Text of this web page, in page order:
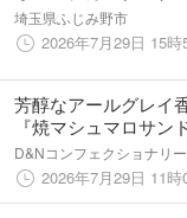
埼玉県ふじみ野市
2026年7月29日 15時
芳醇なアールグレイ
『焼マシュマロサン
ルグレイ&オレンジ』
D&Nコンフェクショナリ
2026年7月29日 11時